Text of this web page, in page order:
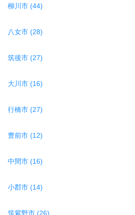
柳川市 (44)
八女市 (28)
筑後市 (27)
大川市 (16)
行橋市 (27)
豊前市 (12)
中間市 (16)
小郡市 (14)
筑紫野市 (26)